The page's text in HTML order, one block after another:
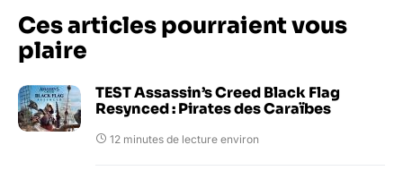
Ces articles pourraient vous
plaire
TEST Assassin’s Creed Black Flag
Resynced : Pirates des Caraïbes
12 minutes de lecture environ